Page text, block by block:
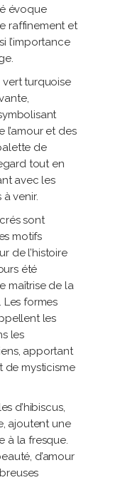
évoque
raffinement et
l’importance
turquoise
l’amour et des
de
tout en
avec les
venir.
sont
motifs
de l’histoire
été
maîtrise de la
Les formes
les
les
apportant
de mysticisme
d’hibiscus,
ajoutent une
à la fresque.
d’amour